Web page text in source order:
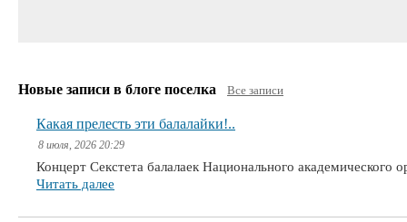
Новые записи в блоге поселка Все записи
Какая прелесть эти балалайки!..
8 июля, 2026 20:29
Концерт Секстета балалаек Национального академического
Читать далее